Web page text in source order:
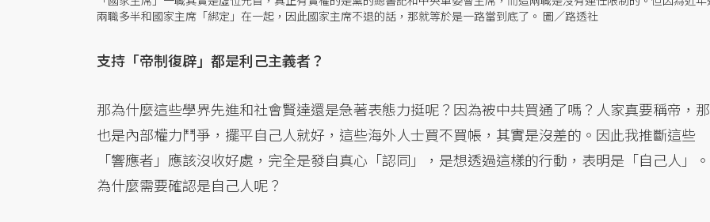
兩職多半和國家主席「綁定」在一起，因此國家主席不退的話，那就等於是一路當到底了。 圖／路透社
支持「帝制復辟」都是利己主義者？
那為什麼這些學界先進和社會賢達還是急著表態力挺呢？因為被中共買通了嗎？人家真要稱帝，那
也是內部權力鬥爭，擺平自己人就好，這些海外人士買不買帳，其實是沒差的。因此我推斷這些
「響應者」應該沒收好處，完全是發自真心「認同」，是想透過這樣的行動，表明是「自己人」。
為什麼需要確認是自己人呢？